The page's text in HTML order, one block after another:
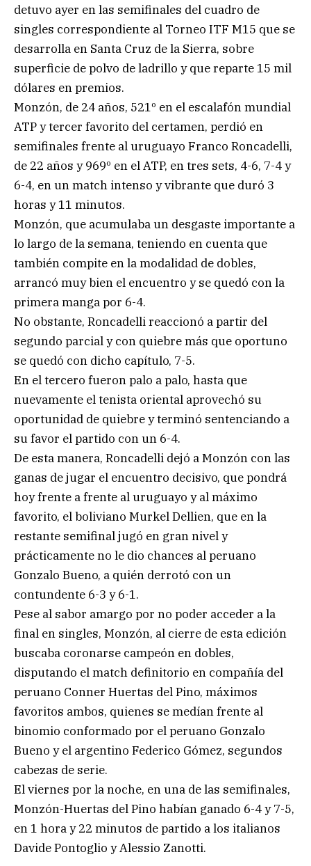
detuvo ayer en las semifinales del cuadro de
singles correspondiente al Torneo ITF M15 que se
desarrolla en Santa Cruz de la Sierra, sobre
superficie de polvo de ladrillo y que reparte 15 mil
dólares en premios.
Monzón, de 24 años, 521º en el escalafón mundial
ATP y tercer favorito del certamen, perdió en
semifinales frente al uruguayo Franco Roncadelli,
de 22 años y 969º en el ATP, en tres sets, 4-6, 7-4 y
6-4, en un match intenso y vibrante que duró 3
horas y 11 minutos.
Monzón, que acumulaba un desgaste importante a
lo largo de la semana, teniendo en cuenta que
también compite en la modalidad de dobles,
arrancó muy bien el encuentro y se quedó con la
primera manga por 6-4.
No obstante, Roncadelli reaccionó a partir del
segundo parcial y con quiebre más que oportuno
se quedó con dicho capítulo, 7-5.
En el tercero fueron palo a palo, hasta que
nuevamente el tenista oriental aprovechó su
oportunidad de quiebre y terminó sentenciando a
su favor el partido con un 6-4.
De esta manera, Roncadelli dejó a Monzón con las
ganas de jugar el encuentro decisivo, que pondrá
hoy frente a frente al uruguayo y al máximo
favorito, el boliviano Murkel Dellien, que en la
restante semifinal jugó en gran nivel y
prácticamente no le dio chances al peruano
Gonzalo Bueno, a quién derrotó con un
contundente 6-3 y 6-1.
Pese al sabor amargo por no poder acceder a la
final en singles, Monzón, al cierre de esta edición
buscaba coronarse campeón en dobles,
disputando el match definitorio en compañía del
peruano Conner Huertas del Pino, máximos
favoritos ambos, quienes se medían frente al
binomio conformado por el peruano Gonzalo
Bueno y el argentino Federico Gómez, segundos
cabezas de serie.
El viernes por la noche, en una de las semifinales,
Monzón-Huertas del Pino habían ganado 6-4 y 7-5,
en 1 hora y 22 minutos de partido a los italianos
Davide Pontoglio y Alessio Zanotti.